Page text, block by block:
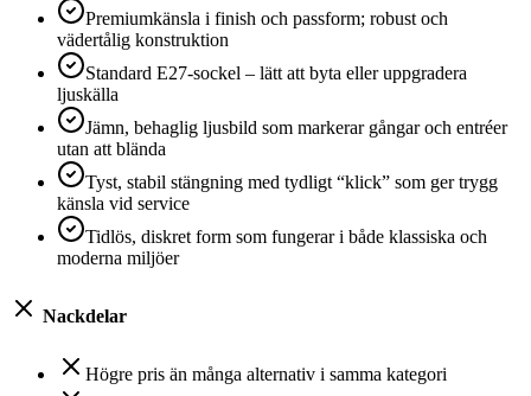
Premiumkänsla i finish och passform; robust och
vädertålig konstruktion
Standard E27-sockel – lätt att byta eller uppgradera
ljuskälla
Jämn, behaglig ljusbild som markerar gångar och entréer
utan att blända
Tyst, stabil stängning med tydligt “klick” som ger trygg
känsla vid service
Tidlös, diskret form som fungerar i både klassiska och
moderna miljöer
Nackdelar
Högre pris än många alternativ i samma kategori